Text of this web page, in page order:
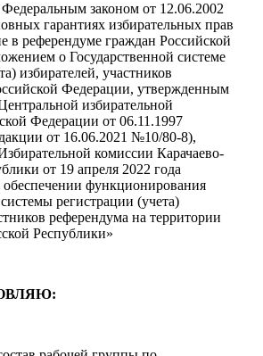
законом от 12.06.2002
гарантиях избирательных прав
в референдуме граждан Российской
о Государственной системе
избирателей, участников
Федерации, утвержденным
избирательной
Федерации от 06.11.1997
от 16.06.2021 №10/80-8),
комиссии Карачаево-
от 19 апреля 2022 года
функционирования
регистрации (учета)
референдума на территории
Республики»